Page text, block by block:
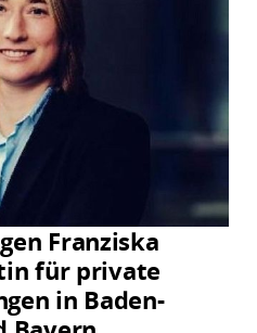
Franziska
für private
in Baden-